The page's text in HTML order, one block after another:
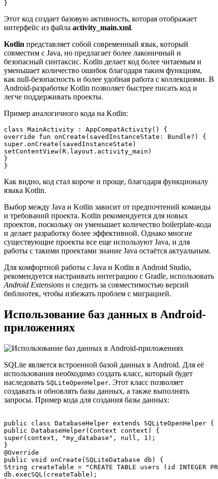
Этот код создает базовую активность, которая отображает
интерфейс из файла activity_main.xml.
Kotlin представляет собой современный язык, который
совместим с Java, но предлагает более лаконичный и
безопасный синтаксис. Kotlin делает код более читаемым и
уменьшает количество ошибок благодаря таким функциям,
как null-безопасность и более удобная работа с коллекциями. В
Android-разработке Kotlin позволяет быстрее писать код и
легче поддерживать проекты.
Пример аналогичного кода на Kotlin:
class MainActivity : AppCompatActivity() {
override fun onCreate(savedInstanceState: Bundle?) {
super.onCreate(savedInstanceState)
setContentView(R.layout.activity_main)
}
Как видно, код стал короче и проще, благодаря функционалу
языка Kotlin.
Выбор между Java и Kotlin зависит от предпочтений команды
и требований проекта. Kotlin рекомендуется для новых
проектов, поскольку он уменьшает количество boilerplate-кода
и делает разработку более эффективной. Однако многие
существующие проекты все еще используют Java, и для
работы с такими проектами знание Java остаётся актуальным.
Для комфортной работы с Java и Kotlin в Android Studio,
рекомендуется настраивать интеграцию с Gradle, использовать
Android Extensions и следить за совместимостью версий
библиотек, чтобы избежать проблем с миграцией.
Использование баз данных в Android-
приложениях
SQLite является встроенной базой данных в Android. Для её
использования необходимо создать класс, который будет
наследовать SQLiteOpenHelper. Этот класс позволяет
создавать и обновлять базы данных, а также выполнять
запросы. Пример кода для создания базы данных:
public class DatabaseHelper extends SQLiteOpenHelper {
public DatabaseHelper(Context context) {
super(context, "my_database", null, 1);
}
@Override
public void onCreate(SQLiteDatabase db) {
String createTable = "CREATE TABLE users (id INTEGER
db.execSQL(createTable);